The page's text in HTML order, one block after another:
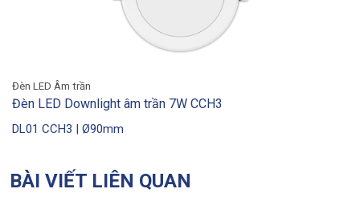
Đèn LED Âm trần
Đèn LED Downlight âm trần tròn 5W DL01
DL01 | Ø90mm
BÀI VIẾT LIÊN QUAN